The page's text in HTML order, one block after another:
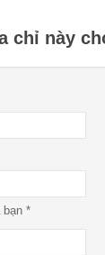
chỉ này
bạn *